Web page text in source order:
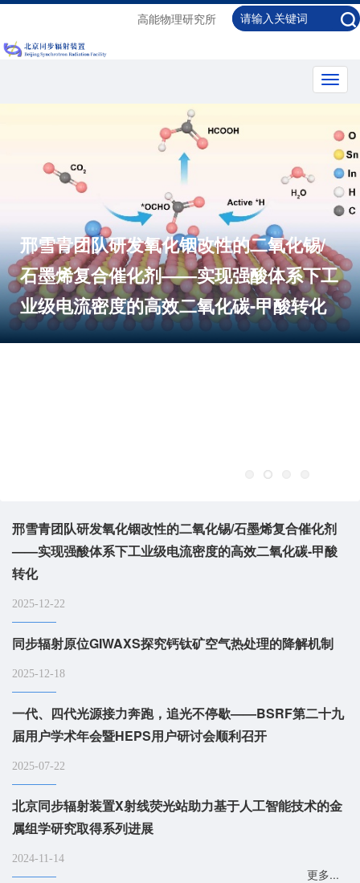
高能物理研究所
改性的二氧化锡/
实现强酸体系下工
氧化碳-甲酸转化
同步辐射原位
处理的降解机制
邢雪青团队研发氧化铟改性的二氧化锡/石墨烯复合催化剂
——实现强酸体系下工业级电流密度的高效二氧化碳-甲酸
转化
2025-12-22
同步辐射原位GIWAXS探究钙钛矿空气热处理的降解机制
2025-12-18
一代、四代光源接力奔跑，追光不停歇——BSRF第二十九
届用户学术年会暨HEPS用户研讨会顺利召开
2025-07-22
北京同步辐射装置X射线荧光站助力基于人工智能技术的金
属组学研究取得系列进展
2024-11-14
更多...